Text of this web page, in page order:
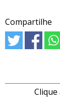
Compartilhe